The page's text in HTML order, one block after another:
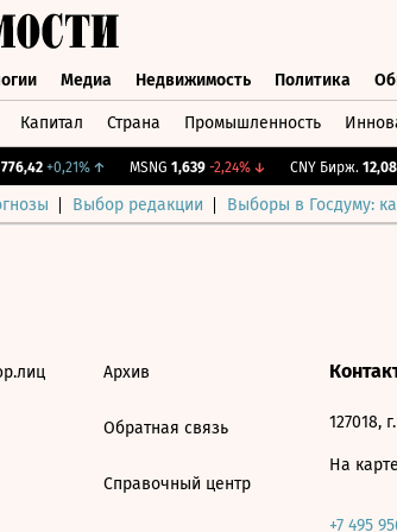
Медиа Недвижимость Политика
Капитал Страна Промышленность
+0,21%↑ MSNG 1,639 -2,24%↓ CNY Бирж. 12,081
Выбор редакции Выборы в Госдуму:
Архив
Обратная связь
Справочный центр
127018,
На карте
+7 495